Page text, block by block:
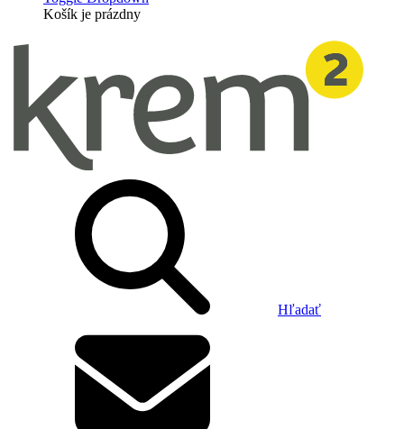
Košík je prázdny
Hľadať